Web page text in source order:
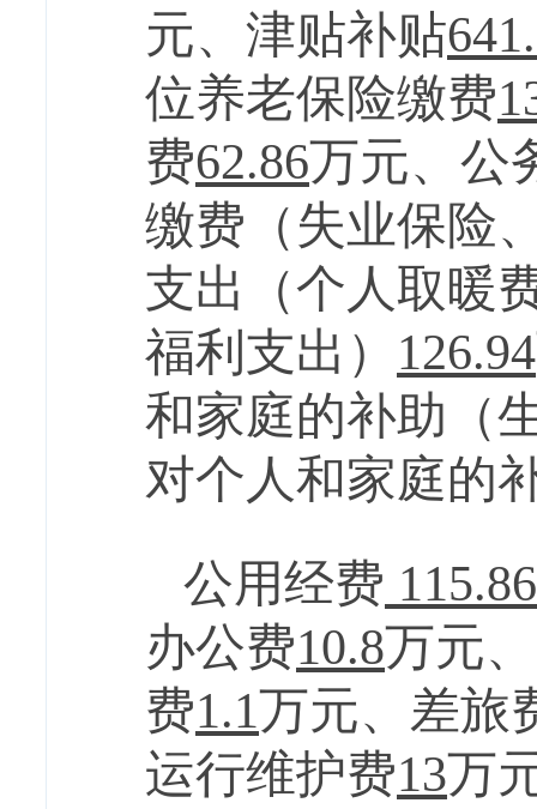
元、津贴补贴
位养老保险缴费
费62.86万元、 公
缴费 （失业保险
支出
（个人取暖
福利支出） 126.94
和家庭的补助 （
对个人和家庭的
公用经费 115.86
办公费10.8万元、
费1.1万元、 差旅
运行维护费13万